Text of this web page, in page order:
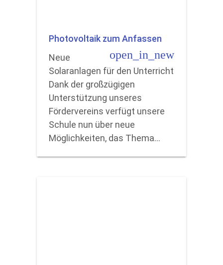
Photovoltaik zum Anfassen
open_in_new
Neue
Solaranlagen für den Unterricht
Dank der großzügigen
Unterstützung unseres
Fördervereins verfügt unsere
Schule nun über neue
Möglichkeiten, das Thema…